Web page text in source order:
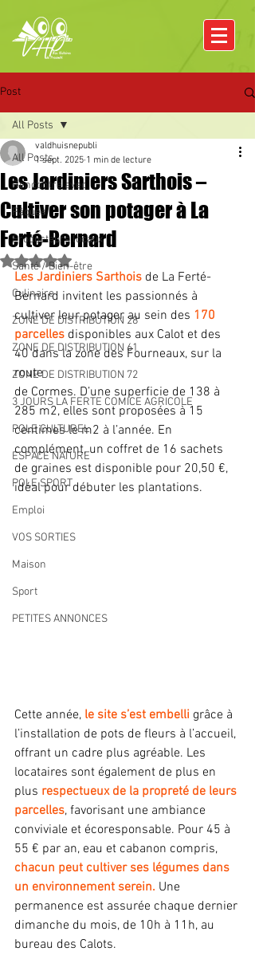
Post
All Posts
Rencontre avec
Pâques
Producteurs locaux
Santé / Bien-être
Culinaire
ZONE DE DISTRIBUTION 28
ZONE DE DISTRIBUTION 61
ZONE DE DISTRIBUTION 72
3 JOURS LA FERTE COMICE AGRICOLE
POLE CULTUREL
ESPACE NATURE
POLE SPORT
Emploi
VOS SORTIES
Maison
Sport
PETITES ANNONCES
All Posts
Les Jardiniers Sarthois –
Cultiver son potager à La
Ferté-Bernard
valdhuisnepubli
1 sept. 2025 1 min de lecture
Noté NaN étoiles sur 5.
Les Jardiniers Sarthois de La Ferté-
Bernard invitent les passionnés à
cultiver leur potager au sein des 170
parcelles disponibles aux Calot et des
40 dans la zone des Fourneaux, sur la
route
de Cormes. D’une superficie de 138 à
285 m2, elles sont proposées à 15
centimes le m2 à l’année. En
complément, un coffret de 16 sachets
de graines est disponible pour 20,50 €,
idéal pour débuter les plantations.
Cette année, le site s’est embelli grâce à
l’installation de pots de fleurs à l’accueil,
offrant un cadre plus agréable. Les
locataires sont également de plus en
plus respectueux de la propreté de leurs
parcelles, favorisant une ambiance
conviviale et écoresponsable. Pour 45 à
55 € par an, eau et cabanon compris,
chacun peut cultiver ses légumes dans
un environnement serein. Une
permanence est assurée chaque dernier
dimanche du mois, de 10h à 11h, au
bureau des Calots.